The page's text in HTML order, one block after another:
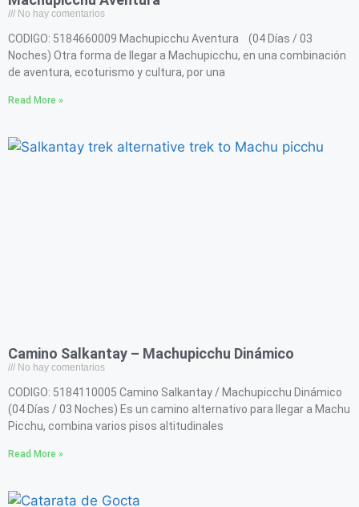
No hay comentarios
CODIGO: 5184660009 Machupicchu Aventura (04 Días / 03
Noches) Otra forma de llegar a Machupicchu, en una combinación
de aventura, ecoturismo y cultura, por una
Read More »
Camino Salkantay – Machupicchu Dinámico
No hay comentarios
CODIGO: 5184110005 Camino Salkantay / Machupicchu Dinámico
(04 Días / 03 Noches) Es un camino alternativo para llegar a Machu
Picchu, combina varios pisos altitudinales
Read More »